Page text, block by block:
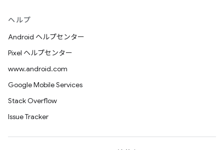
ヘルプ
Android ヘルプセンター
Pixel ヘルプセンター
www.android.com
Google Mobile Services
Stack Overflow
Issue Tracker